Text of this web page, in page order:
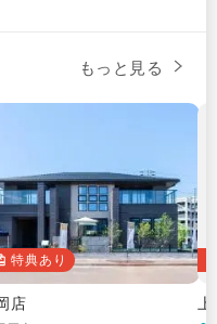
もっと見る
店
特典あり